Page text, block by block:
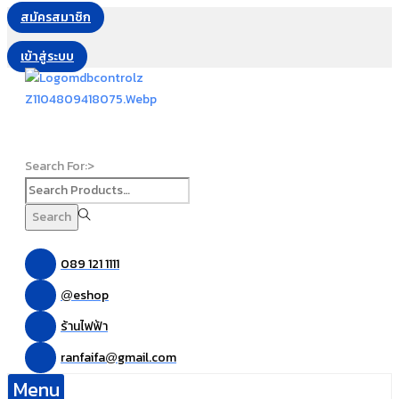
สมัครสมาชิก
เข้าสู่ระบบ
Search For:>
Search
089 121 1111
@eshop
ร้านไฟฟ้า
ranfaifa@gmail.com
Menu